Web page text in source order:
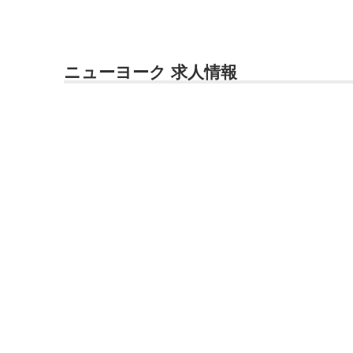
ニューヨーク 求人情報